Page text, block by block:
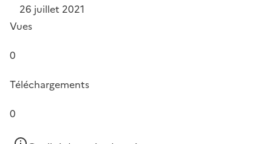
26 juillet 2021
Vues
0
Téléchargements
0